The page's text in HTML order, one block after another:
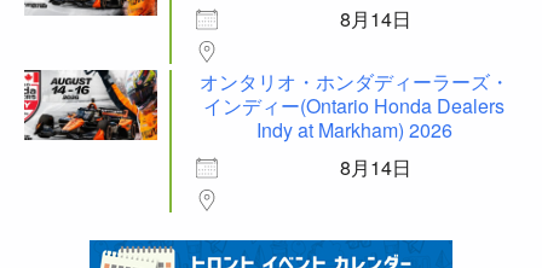
8月14日
オンタリオ・ホンダディーラーズ・
インディー(Ontario Honda Dealers
Indy at Markham) 2026
8月14日